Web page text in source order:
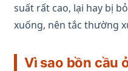
suất rất cao, lại hay bị
xuống, nên tắc thường
Vì sao bồn cầu